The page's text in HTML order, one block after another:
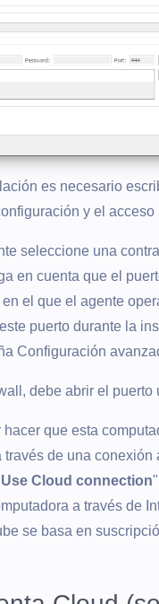
es necesario
y el acceso
seleccione una
en cuenta que el
el que el agente
puerto durante la
Configuración
debe abrir el puerto
hacer que esta
de una conexión
Use Cloud connection
a través de
se basa en